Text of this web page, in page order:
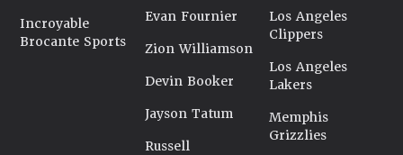
Incroyable
Brocante Sports
Evan Fournier
Zion Williamson
Devin Booker
Jayson Tatum
Russell
Los Angeles
Clippers
Los Angeles
Lakers
Memphis
Grizzlies